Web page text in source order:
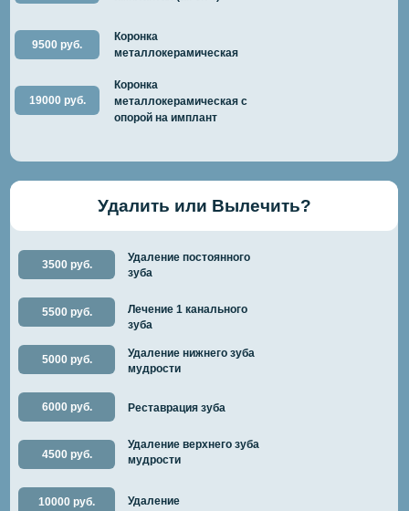
Коронка
металлокерамическая
9500 руб.
Коронка
металлокерамическая с
опорой на имплант
19000 руб.
Удалить или Вылечить?
Удаление постоянного
зуба
3500 руб.
Лечение 1 канального
зуба
5500 руб.
Удаление верхнего зуба
мудрости
Реставрация зуба
6000 руб.
Удаление
4500 руб.
10000 руб.
Удаление нижнего зуба
мудрости
5000 руб.